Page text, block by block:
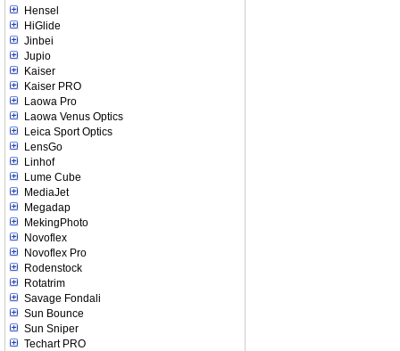
Hensel
HiGlide
Jinbei
Jupio
Kaiser
Kaiser PRO
Laowa Pro
Laowa Venus Optics
Leica Sport Optics
LensGo
Linhof
Lume Cube
MediaJet
Megadap
MekingPhoto
Novoflex
Novoflex Pro
Rodenstock
Rotatrim
Savage Fondali
Sun Bounce
Sun Sniper
Techart PRO